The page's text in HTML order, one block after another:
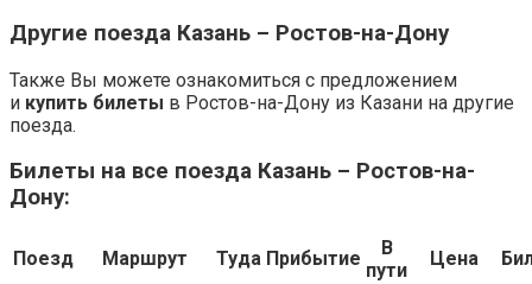
Другие поезда Казань – Ростов-на-Дону
Также Вы можете ознакомиться с предложением
и купить билеты в Ростов-на-Дону из Казани на другие
поезда.
Билеты на все поезда Казань – Ростов-на-
Дону:
Поезд Маршрут Туда Прибытие
В
пути
Цена